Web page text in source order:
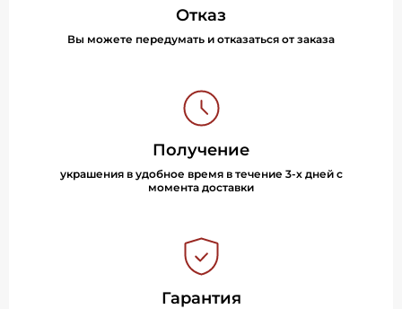
Отказ
Вы можете передумать и отказаться от заказа
Получение
украшения в удобное время в течение 3-х дней с
момента доставки
Гарантия